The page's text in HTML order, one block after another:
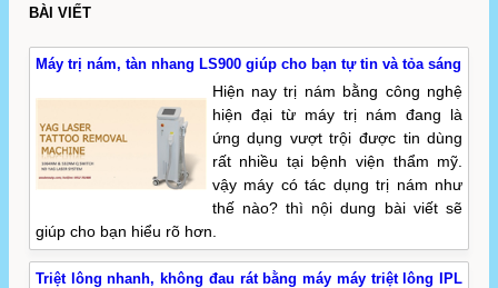
BÀI VIẾT
Máy trị nám, tàn nhang LS900 giúp cho bạn tự tin và tỏa sáng
Hiện nay trị nám bằng công nghệ
hiện đại từ máy trị nám đang là
ứng dụng vượt trội được tin dùng
rất nhiều tại bệnh viện thẩm mỹ.
vậy máy có tác dụng trị nám như
thế nào? thì nội dung bài viết sẽ
giúp cho bạn hiểu rõ hơn.
Triệt lông nhanh, không đau rát bằng máy máy triệt lông IPL